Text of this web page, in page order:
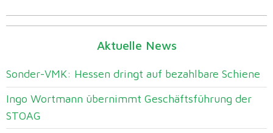
Aktuelle News
Sonder-VMK: Hessen dringt auf bezahlbare Schiene
Ingo Wortmann übernimmt Geschäftsführung der
STOAG